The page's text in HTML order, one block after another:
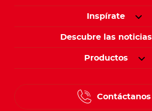
Inspírate
Descubre las noticias
Productos
Contáctanos